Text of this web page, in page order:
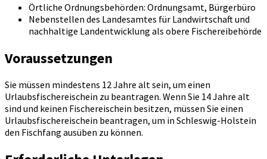
Örtliche Ordnungsbehörden: Ordnungsamt, Bürgerbüro
Nebenstellen des Landesamtes für Landwirtschaft und
nachhaltige Landentwicklung als obere Fischereibehörde
Voraussetzungen
Sie müssen mindestens 12 Jahre alt sein, um einen
Urlaubsfischereischein zu beantragen. Wenn Sie 14 Jahre alt
sind und keinen Fischereischein besitzen, müssen Sie einen
Urlaubsfischereischein beantragen, um in Schleswig-Holstein
den Fischfang ausüben zu können.